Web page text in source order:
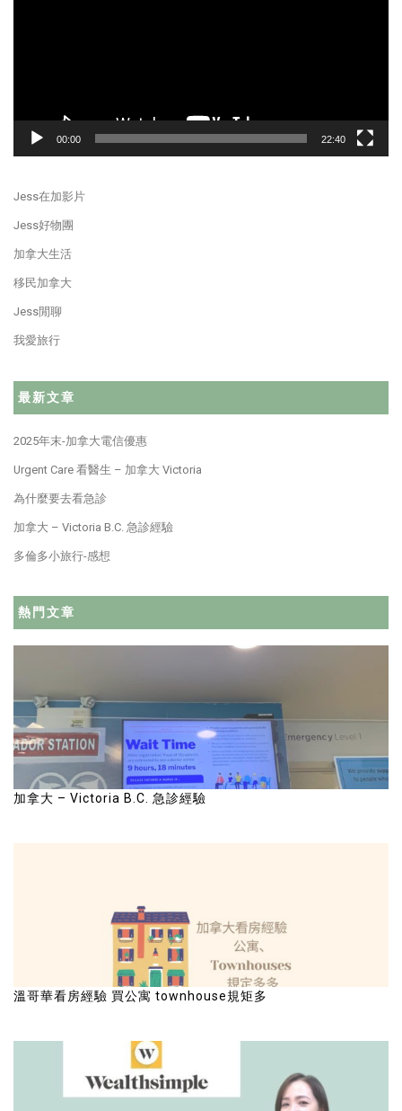
00:00 22:40
Jess在加影片
Jess好物團
加拿大生活
移民加拿大
Jess閒聊
我愛旅行
最新文章
2025年末-加拿大電信優惠
Urgent Care 看醫生 – 加拿大 Victoria
為什麼要去看急診
加拿大 – Victoria B.C. 急診經驗
多倫多小旅行-感想
熱門文章
加拿大 – Victoria B.C. 急診經驗
溫哥華看房經驗 買公寓 townhouse規矩多